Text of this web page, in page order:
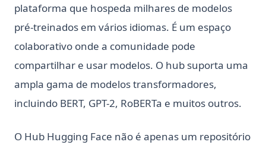
plataforma que hospeda milhares de modelos
pré-treinados em vários idiomas. É um espaço
colaborativo onde a comunidade pode
compartilhar e usar modelos. O hub suporta uma
ampla gama de modelos transformadores,
incluindo BERT, GPT-2, RoBERTa e muitos outros.
O Hub Hugging Face não é apenas um repositório